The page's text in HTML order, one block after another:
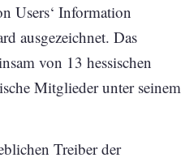
Users‘ Information
ausgezeichnet. Das
von 13 hessischen
Mitglieder unter seinem
Treiber der